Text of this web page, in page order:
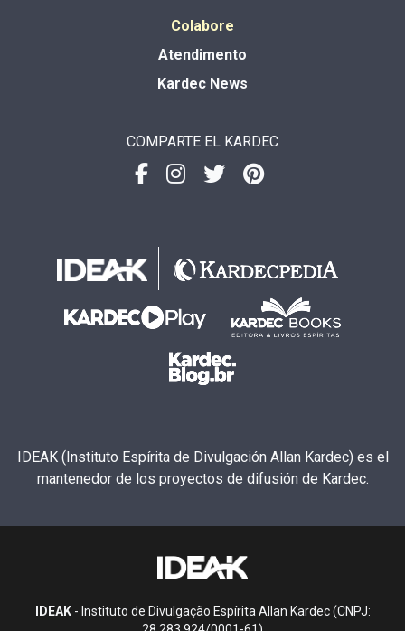
Colabore
Atendimento
Kardec News
COMPARTE EL KARDEC
IDEAK (Instituto Espírita de Divulgación Allan Kardec) es el
mantenedor de los proyectos de difusión de Kardec.
IDEAK- Instituto de Divulgação Espírita Allan Kardec (CNPJ: